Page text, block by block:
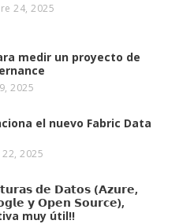
24, 2025
medir un proyecto de
2025
el nuevo Fabric Data
2025
𝗱𝗲 𝗗𝗮𝘁𝗼𝘀 (𝗔𝘇𝘂𝗿𝗲,
𝘆 𝗢𝗽𝗲𝗻 𝗦𝗼𝘂𝗿𝗰𝗲),
muy útil!!